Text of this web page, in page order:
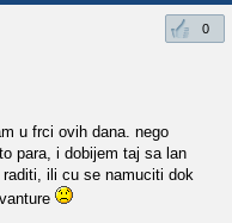
0
u frci ovih dana. nego
para, i dobijem taj sa lan
ili cu se namuciti dok